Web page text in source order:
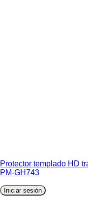
Protector templado HD
PM-GH743
Iniciar sesión